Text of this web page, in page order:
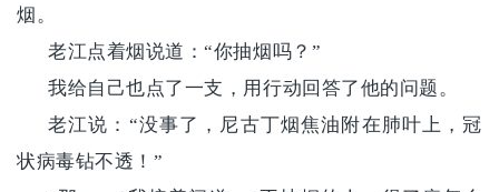
烟。
老江点着烟说道：“你抽烟吗？”
我给自己也点了一支，用行动回答了他的问题。
老江说：“没事了，尼古丁烟焦油附在肺叶上，冠
状病毒钻不透！”